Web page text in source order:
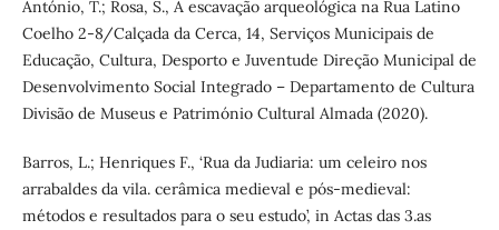
António, T.; Rosa, S., A escavação arqueológica na Rua Latino
Coelho 2-8/Calçada da Cerca, 14, Serviços Municipais de
Educação, Cultura, Desporto e Juventude Direção Municipal de
Desenvolvimento Social Integrado – Departamento de Cultura
Divisão de Museus e Património Cultural Almada (2020).
Barros, L.; Henriques F., ‘Rua da Judiaria: um celeiro nos
arrabaldes da vila. cerâmica medieval e pós-medieval:
métodos e resultados para o seu estudo’, in Actas das 3.as